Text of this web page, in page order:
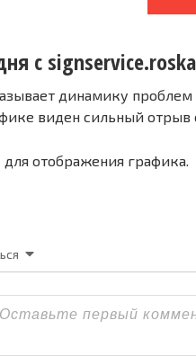
с
динамику проблем
виден сильный
отображения графика.